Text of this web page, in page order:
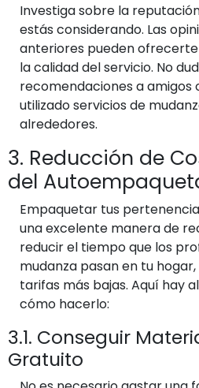
Investiga sobre la
estás considerando. Las
anteriores pueden
la calidad del servicio. No
recomendaciones a amigos
utilizado servicios de
alrededores.
3. Reducción de
del
Empaquetar tus
una excelente manera de
reducir el tiempo que los
mudanza pasan en tu
tarifas más bajas. Aquí hay
cómo hacerlo:
3.1. Conseguir
Gratuito